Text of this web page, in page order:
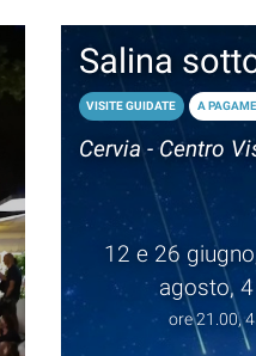
Salina
VISITE GUIDATE A
Cervia - Centro
12 e 26
agosto,
ore 21.00,